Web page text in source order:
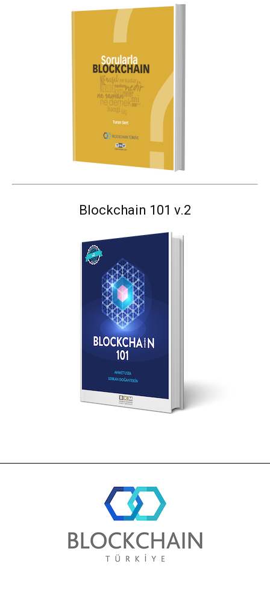
Blockchain 101 v.2